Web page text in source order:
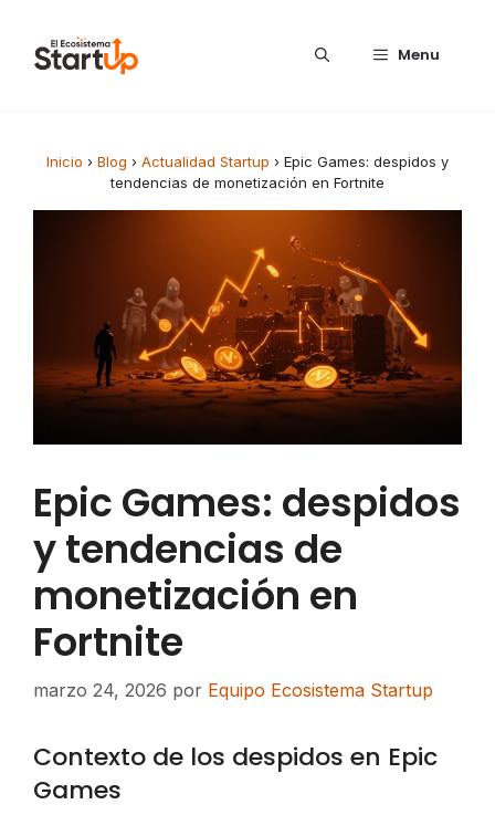
Menu
Inicio › Blog › Actualidad Startup › Epic Games: despidos y
tendencias de monetización en Fortnite
Epic Games: despidos
y tendencias de
monetización en
Fortnite
marzo 24, 2026 por Equipo Ecosistema Startup
Contexto de los despidos en Epic
Games